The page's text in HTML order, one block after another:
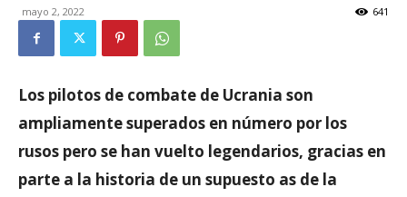
mayo 2, 2022 641
Los pilotos de combate de Ucrania son
ampliamente superados en número por los
rusos pero se han vuelto legendarios, gracias en
parte a la historia de un supuesto as de la